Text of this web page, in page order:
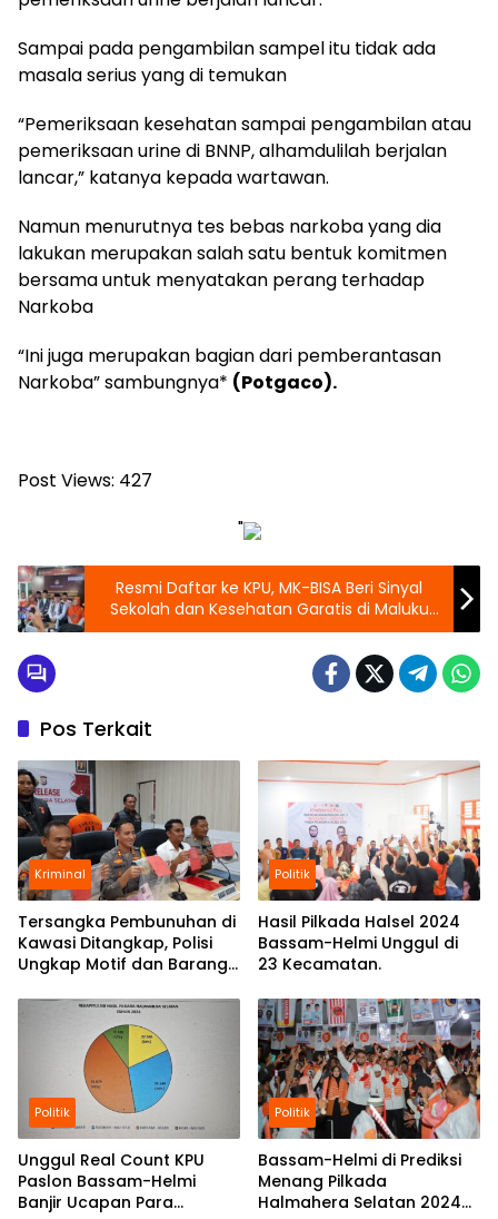
Sampai pada pengambilan sampel itu tidak ada
masala serius yang di temukan
“Pemeriksaan kesehatan sampai pengambilan atau
pemeriksaan urine di BNNP, alhamdulilah berjalan
lancar,” katanya kepada wartawan.
Namun menurutnya tes bebas narkoba yang dia
lakukan merupakan salah satu bentuk komitmen
bersama untuk menyatakan perang terhadap
Narkoba
“Ini juga merupakan bagian dari pemberantasan
Narkoba” sambungnya* (Potgaco).
Post Views: 427
"
Resmi Daftar ke KPU, MK-BISA Beri Sinyal
Sekolah dan Kesehatan Garatis di Maluku
Utara.
Pos Terkait
Kriminal
Tersangka Pembunuhan di
Kawasi Ditangkap, Polisi
Ungkap Motif dan Barang
Politik
Hasil Pilkada Halsel 2024
Bassam-Helmi Unggul di
23 Kecamatan.
Politik
Unggul Real Count KPU
Paslon Bassam-Helmi
Banjir Ucapan Para
Politik
Bassam-Helmi di Prediksi
Menang Pilkada
Halmahera Selatan 2024